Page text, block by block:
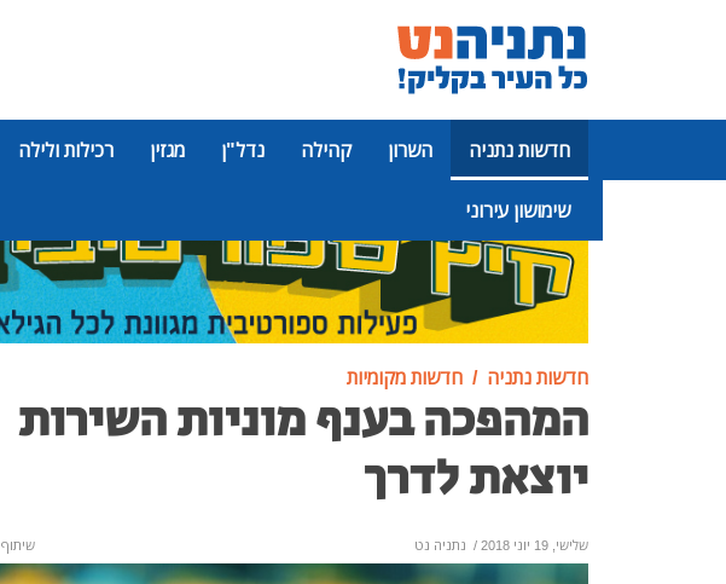
חדשות נתניה השרון קהילה נדל"ן מגזין רכילות ולילה
שימושון עירוני
פרסומת
חדשות נתניה חדשות מקומיות
המהפכה בענף מוניות השירות
יוצאת לדרך
שלישי, 19 יוני 2018 / נתניה נט שיתוף